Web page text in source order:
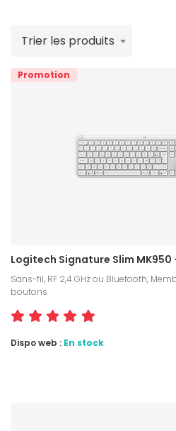
Trier les produits
Promotion
Logitech Signature Slim MK950
Sans-fil, RF 2,4 GHz ou Bluetooth,
boutons
Dispo web : En stock